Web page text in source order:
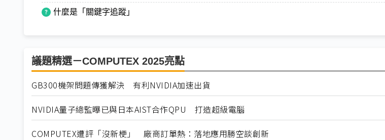
什麼是「關鍵字追蹤」
議題精選－COMPUTEX 2025亮點
GB300機架問題傳獲解決 有利NVIDIA加速出貨
NVIDIA量子總監曝已與日本AIST合作QPU 打造超級電腦
COMPUTEX遭評「沒新梗」 廠商訂單熱：落地應用勝空談創新